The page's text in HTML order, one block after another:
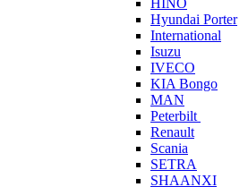
HINO
Hyundai Porter
International
Isuzu
IVECO
KIA Bongo
MAN
Peterbilt
Renault
Scania
SETRA
SHAANXI